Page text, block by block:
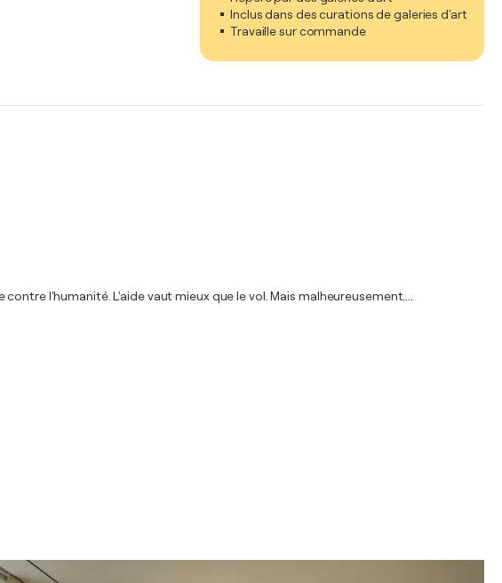
Inclus dans des curations de galeries d'art
Travaille sur commande
l'humanité. L'aide vaut mieux que le vol. Mais malheureusement....